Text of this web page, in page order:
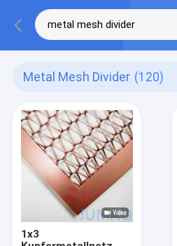
Metal Mesh Divider (120)
1x3